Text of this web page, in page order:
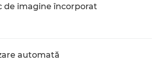
de imagine încorporat
automată